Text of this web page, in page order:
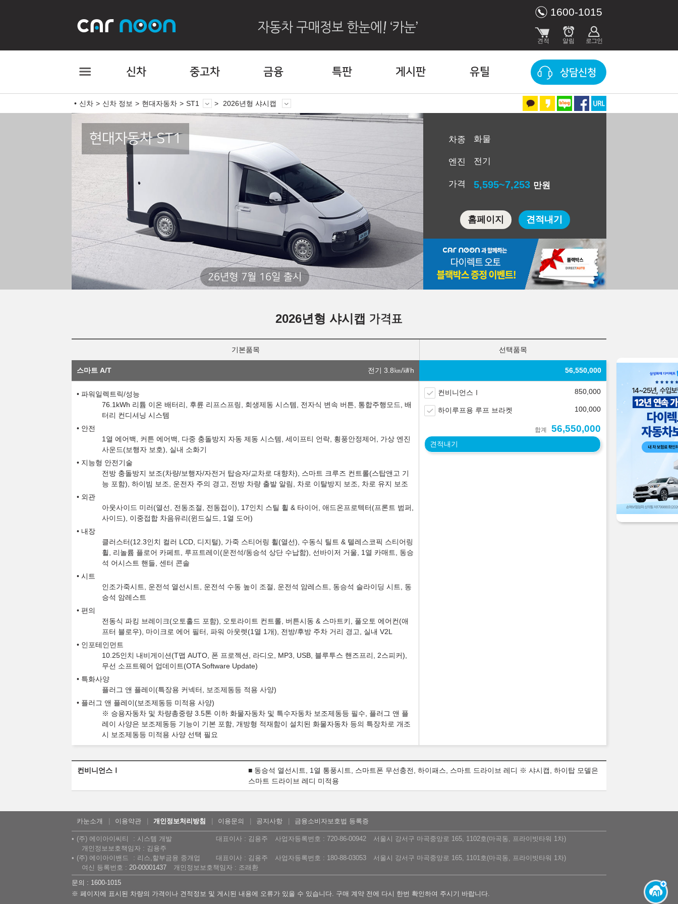
1600-1015
신차 중고차 금융 특판 게시판 유틸 상담신청
신차 신차 정보 현대자동차 ST1 2026년형 샤시캡
현대자동차 ST1
26년형 7월 16일 출시
차종 화물
엔진 전기
가격 5,595~7,253 만원
홈페이지 견적내기
2026년형 샤시캡 가격표
기본품목 선택품목
스마트 A/T 전기 3.8㎞/㎾h 56,550,000
파워일렉트릭/성능
76.1kWh 리튬 이온 배터리, 후륜 리프스프링, 회생제동 시스템, 전자식 변속 버튼, 통합주행모드, 배
터리 컨디셔닝 시스템
안전
1열 에어백, 커튼 에어백, 다중 충돌방지 자동 제동 시스템, 세이프티 언락, 횡풍안정제어, 가상 엔진
사운드(보행자 보호), 실내 소화기
지능형 안전기술
전방 충돌방지 보조(차량/보행자/자전거 탑승자/교차로 대향차), 스마트 크루즈 컨트롤(스탑앤고 기
능 포함), 하이빔 보조, 운전자 주의 경고, 전방 차량 출발 알림, 차로 이탈방지 보조, 차로 유지 보조
외관
아웃사이드 미러(열선, 전동조절, 전동접이), 17인치 스틸 휠 & 타이어, 애드온프로텍터(프론트 범퍼,
사이드), 이중접합 차음유리(윈드실드, 1열 도어)
내장
클러스터(12.3인치 컬러 LCD, 디지털), 가죽 스티어링 휠(열선), 수동식 틸트 & 텔레스코픽 스티어링
휠, 리놀륨 플로어 카페트, 루프트레이(운전석/동승석 상단 수납함), 선바이저 거울, 1열 카매트, 동승
석 어시스트 핸들, 센터 콘솔
시트
인조가죽시트, 운전석 열선시트, 운전석 수동 높이 조절, 운전석 암레스트, 동승석 슬라이딩 시트, 동
승석 암레스트
편의
전동식 파킹 브레이크(오토홀드 포함), 오토라이트 컨트롤, 버튼시동 & 스마트키, 풀오토 에어컨(애
프터 블로우), 마이크로 에어 필터, 파워 아웃렛(1열 1개), 전방/후방 주차 거리 경고, 실내 V2L
인포테인먼트
10.25인치 내비게이션(T맵 AUTO, 폰 프로젝션, 라디오, MP3, USB, 블루투스 핸즈프리, 2스피커),
무선 소프트웨어 업데이트(OTA Software Update)
특화사양
플러그 앤 플레이(특장용 커넥터, 보조제동등 적용 사양)
플러그 앤 플레이(보조제동등 미적용 사양)
※ 승용자동차 및 차량총중량 3.5톤 이하 화물자동차 및 특수자동차 보조제동등 필수, 플러그 앤 플
레이 사양은 보조제동등 기능이 기본 포함, 개방형 적재함이 설치된 화물자동차 등의 특장차로 개조
시 보조제동등 미적용 사양 선택 필요
컨비니언스Ⅰ 850,000
하이루프용 루프 브라켓 100,000
합계 56,550,000
견적내기
컨비니언스Ⅰ
■ 동승석 열선시트, 1열 통풍시트, 스마트폰 무선충전, 하이패스, 스마트 드라이브 레디 ※ 샤시캡, 하이탑 모델은
스마트 드라이브 레디 미적용
카눈소개 이용약관 개인정보처리방침 이용문의 공지사항 금융소비자보호법 등록증
(주) 에이아이씨티 시스템 개발 대표이사 : 김용주 사업자등록번호 : 720-86-00942
서울시 강서구 마곡중앙로 165, 1102호(마곡동, 프라이빗타워 1차)
개인정보보호책임자 : 김용주
(주) 에이아이밴드
리스,할부금융 중개업 대표이사 : 김용주 사업자등록번호 : 180-88-03053
서울시 강서구 마곡중앙로 165, 1101호(마곡동, 프라이빗타워 1차)
여신 등록번호 : 20-00001437
개인정보보호책임자 : 조래환
문의 : 1600-1015
※ 페이지에 표시된 차량의 가격이나 견적정보 및 게시된 내용에 오류가 있을 수 있습니다. 구매 계약 전에 다시 한번 확인하여 주시기 바랍니다.